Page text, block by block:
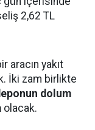
2,62 TL
aracın yakıt
İki zam birlikte
dolum
olacak.